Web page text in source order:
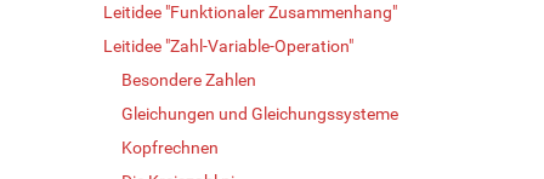
Leitidee "Funktionaler Zusammenhang"
Leitidee "Zahl-Variable-Operation"
Besondere Zahlen
Gleichungen und Gleichungssysteme
Kopfrechnen